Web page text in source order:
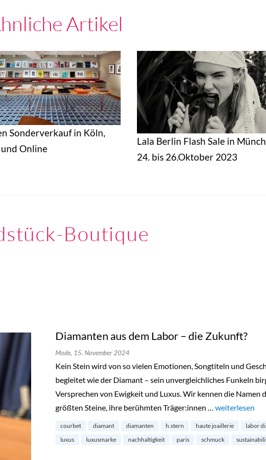
Artikel
Sonderverkauf in Köln,
Online
Lala Berlin Flash Sale in
24. bis 26.Oktober 2023
Boutique
Diamanten aus dem Labor – die Zukunft?
Mode, 15. November 2024
Kein Stein wird von so vielen Emotionen, Songtiteln und
begleitet wie der Diamant – sein unvergleichliches Funkeln
Versprechen von Ewigkeit und Luxus. Wir kennen die Namen
größten Steine, ihre berühmten Träger:innen … „Diamanten
weiterlesen
courbet diamant diamanten h.stern haute joaillerie
labor
luxus
luxusmarke nachhaltigkeit paris schmuck